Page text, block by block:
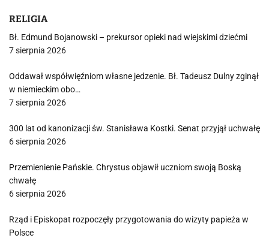
RELIGIA
Bł. Edmund Bojanowski – prekursor opieki nad wiejskimi dziećmi
7 sierpnia 2026
Oddawał współwięźniom własne jedzenie. Bł. Tadeusz Dulny zginął
w niemieckim obo…
7 sierpnia 2026
300 lat od kanonizacji św. Stanisława Kostki. Senat przyjął uchwałę
6 sierpnia 2026
Przemienienie Pańskie. Chrystus objawił uczniom swoją Boską
chwałę
6 sierpnia 2026
Rząd i Episkopat rozpoczęły przygotowania do wizyty papieża w
Polsce